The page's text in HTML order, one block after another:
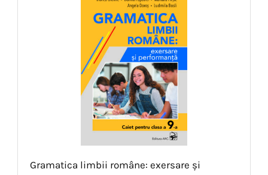
Gramatica limbii române: exersare și